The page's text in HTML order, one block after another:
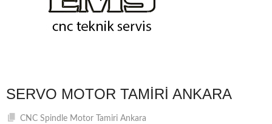
SERVO MOTOR TAMIRI ANKARA
CNC Spindle Motor Tamiri Ankara